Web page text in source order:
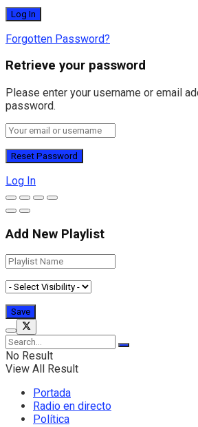
Forgotten Password?
Retrieve your password
Please enter your username or email
password.
Log In
Add New Playlist
No Result
View All Result
Portada
Radio en directo
Política